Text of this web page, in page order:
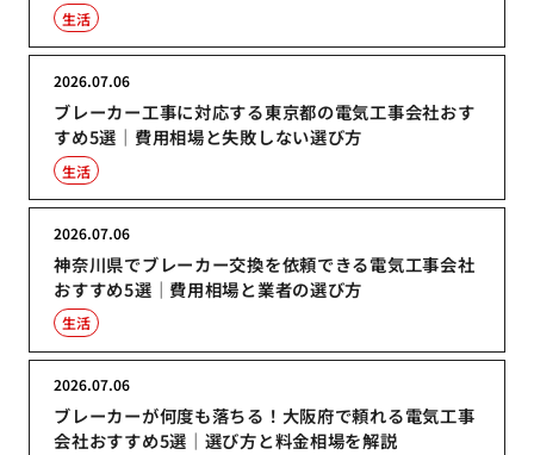
生活
ブレーカー工事に対応する東京都の電気工事会社おす
すめ5選｜費用相場と失敗しない選び方
2026.07.06
生活
神奈川県でブレーカー交換を依頼できる電気工事会社
おすすめ5選｜費用相場と業者の選び方
2026.07.06
生活
ブレーカーが何度も落ちる！大阪府で頼れる電気工事
会社おすすめ5選｜選び方と料金相場を解説
2026.07.06